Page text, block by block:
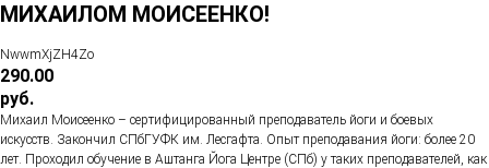
МИХАИЛОМ МОИСЕЕНКО!
NwwmXjZH4Zo
290.00
руб.
Михаил Моисеенко – сертифицированный преподаватель йоги и боевых
искусств. Закончил СПбГУФК им. Лесгафта. Опыт преподавания йоги: более 20
лет. Проходил обучение в Аштанга Йога Центре (СПб) у таких преподавателей, как